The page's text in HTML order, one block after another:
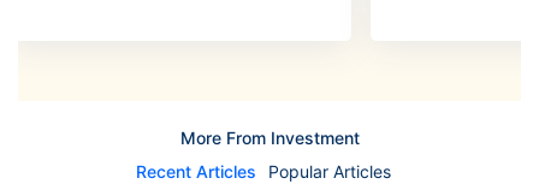
More From Investment
Recent Articles
Popular Articles